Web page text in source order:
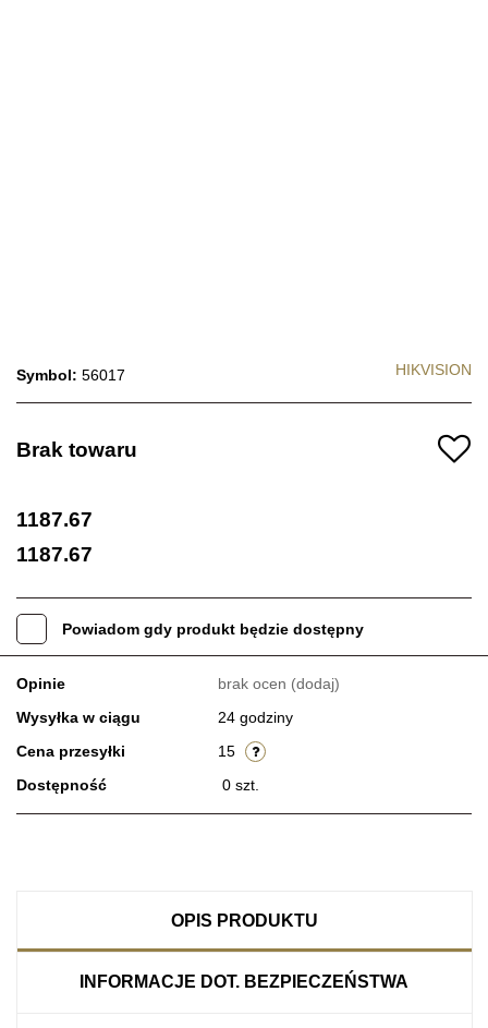
Symbol: 56017 HIKVISION
Brak towaru
1187.67
1187.67
Powiadom gdy produkt będzie dostępny
Opinie brak ocen (dodaj)
Wysyłka w ciągu
24 godziny
Cena przesyłki
15
Dostępność
0 szt.
OPIS PRODUKTU
INFORMACJE DOT. BEZPIECZEŃSTWA